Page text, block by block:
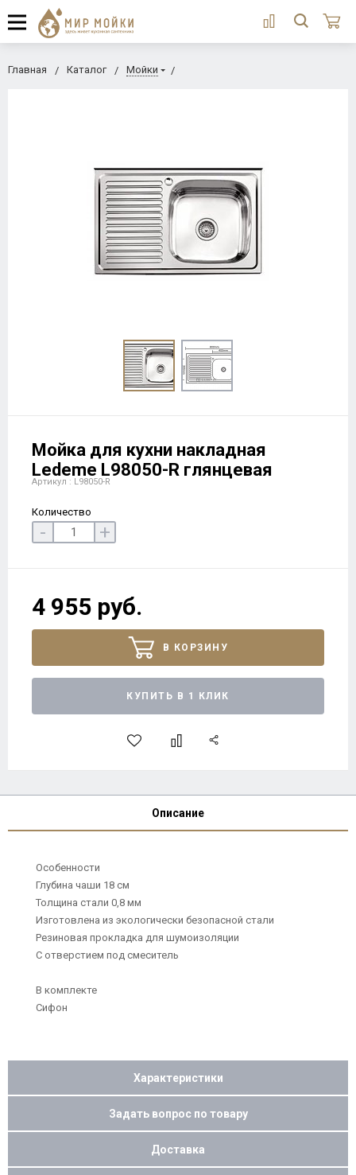
Главная Каталог Мойки
Мойка для кухни накладная
Ledeme L98050-R глянцевая
Артикул : L98050-R
Количество
- +
4 955 руб.
В КОРЗИНУ
КУПИТЬ В 1 КЛИК
Описание
Особенности
Глубина чаши 18 см
Толщина стали 0,8 мм
Изготовлена из экологически безопасной стали
Резиновая прокладка для шумоизоляции
С отверстием под смеситель
В комплекте
Сифон
Характеристики
Задать вопрос по товару
Доставка